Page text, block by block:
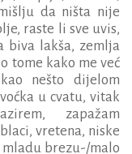
da ništa nije
raste li sve uvis,
biva lakša, zemlja
tome kako me već
nešto dijelom
u cvatu, vitak
zapažam
vretena, niske
mladu brezu-/malo